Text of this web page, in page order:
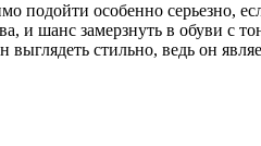
подойти особенно серьезно,
и шанс замерзнуть в обуви с
стильно, ведь он